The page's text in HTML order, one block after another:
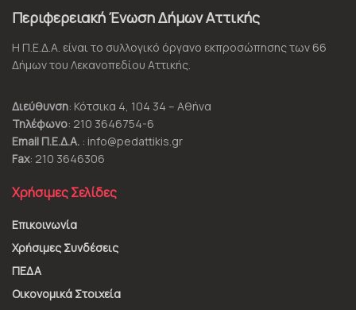
Περιφερειακή Ένωση Δήμων Αττικής
Η Π.Ε.Δ.Α. είναι το συλλογικό όργανο εκπροσώπησης των 66
Δήμων του Λεκανοπεδίου Αττικής.
Διεύθυνση: Κότσικα 4, 104 34 – Αθήνα
Τηλέφωνο: 210 3646754-6
Email Π.Ε.Δ.Α. : info@pedattikis.gr
Fax: 210 3646306
Χρήσιμες Σελίδες
Επικοινωνία
Χρήσιμες Συνδέσεις
ΠΕΔΑ
Οικονομικά Στοιχεία